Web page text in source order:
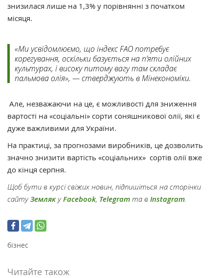
знизилася лише на 1,3% у порівнянні з початком
місяця.
«Ми усвідомлюємо, що індекс FAO потребує
корегування, оскільки базується на п’яти олійних
культурах, і високу питому вагу там складає
пальмова олія», — стверджують в Мінекономіки.
Але, незважаючи на це, є можливості для зниження
вартості на «соціальні» сорти соняшникової олії, які є
дуже важливими для України.
На практиці, за прогнозами виробників, це дозволить
значно знизити вартість «соціальних» сортів олії вже
до кінця серпня.
Щоб бути в курсі свіжих новин, підпишіться на сторінки
сайтуЗемлякуFacebook, Telegram та в Instagram
бізнес
Читайте також